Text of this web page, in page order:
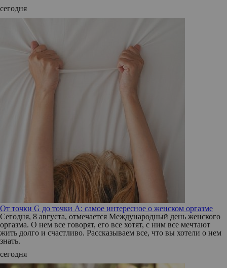
сегодня
От точки G до точки A: самое интересное о женском оргазме
Сегодня, 8 августа, отмечается Международный день женского
оргазма. О нем все говорят, его все хотят, с ним все мечтают
жить долго и счастливо. Рассказываем все, что вы хотели о нем
знать.
сегодня